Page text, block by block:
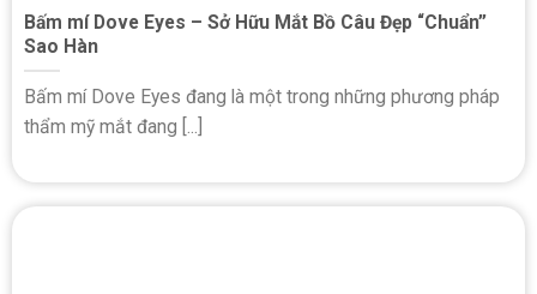
Bấm mí Dove Eyes – Sở Hữu Mắt Bồ Câu Đẹp “Chuẩn”
Sao Hàn
Bấm mí Dove Eyes đang là một trong những phương pháp
thẩm mỹ mắt đang [...]